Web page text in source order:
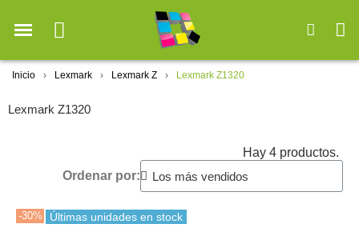
Inicio Lexmark Lexmark Z Lexmark Z1320
Lexmark Z1320
Hay 4 productos.
Ordenar por:
-30% Últimas unidades en stock